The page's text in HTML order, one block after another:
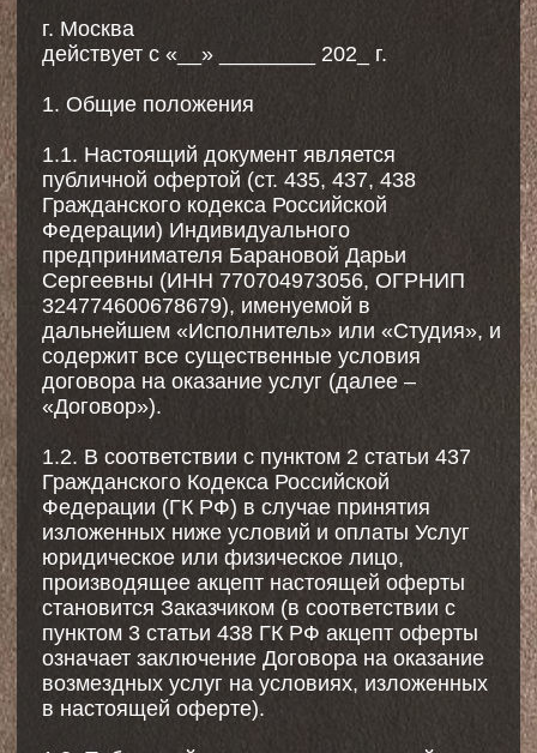
изложенных ниже условий и оплаты Услуг
юридическое или физическое лицо,
производящее акцепт настоящей оферты
пунктом 3 статьи 438 ГК РФ акцепт оферты
означает заключение Договора на оказание
в настоящей оферте).
1.3. Публичный договор, совершенный в
вышеописанном порядке, считается
заключенным в простой письменной форме,
не требует оформления на бумажном
носителе и обладает полной юридической
силой.
1.4. С момента совершения акцепта Заказчик
считается ознакомившимся и согласившимся
с настоящей публичной офертой (далее –
«Оферта»), и в соответствии с ГК РФ
считается вступившим с Исполнителем в
договорные отношения в соответствии с
условиями Договора.
1.5. Акцепт настоящей публичной оферты
осуществляется Заказчиком путем
совершения следующей
последовательности действий:
a) записи на занятие через Сайт или
Приложение, в подтверждение чего
Заказчику приходит сообщение в
мессенджерах WhatsApp или Telegram или
MAX, а также push-уведомление в
Приложении о предварительном
бронировании места;
b) полной оплаты стоимости занятия через
сайт либо приложение в течение 15
(пятнадцати) минут после записи, в
подтверждение чего Заказчику приходит